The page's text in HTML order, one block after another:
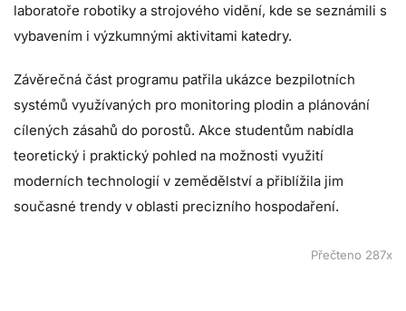
laboratoře robotiky a strojového vidění, kde se seznámili s
vybavením i výzkumnými aktivitami katedry.
Závěrečná část programu patřila ukázce bezpilotních
systémů využívaných pro monitoring plodin a plánování
cílených zásahů do porostů. Akce studentům nabídla
teoretický i praktický pohled na možnosti využití
moderních technologií v zemědělství a přiblížila jim
současné trendy v oblasti precizního hospodaření.
Přečteno 287x